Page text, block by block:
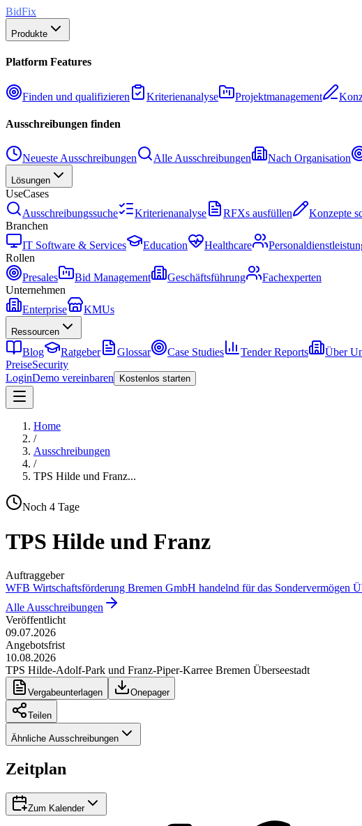
BidFix
Produkte
Platform Features
Finden und qualifizieren Kriterienanalyse Projektmanagement
Ausschreibungen finden
Neueste Ausschreibungen Alle Ausschreibungen Nach Organisation
Lösungen
UseCases
Ausschreibungssuche
Kriterienanalyse RFXs ausfüllen
Konzepte
Branchen
IT Software & Services
Education Healthcare
Rollen
Presales
Bid Management Geschäftsführung
Fachexperten
Unternehmen
Enterprise
KMUs
Ressourcen
Blog Ratgeber Glossar Case Studies Tender Reports
Über
PreiseSecurity
LoginDemo vereinbaren Kostenlos starten
Home
/
Ausschreibungen
/
TPS Hilde und Franz...
Noch 4 Tage
TPS Hilde und Franz
Auftraggeber
WFB Wirtschaftsförderung Bremen GmbH handelnd für das Sondervermögen
Alle Ausschreibungen
Veröffentlicht
09.07.2026
Angebotsfrist
10.08.2026
TPS Hilde-Adolf-Park und Franz-Piper-Karree Bremen Überseestadt
Vergabeunterlagen Onepager
Teilen
Ähnliche Ausschreibungen
Zeitplan
Zum Kalender